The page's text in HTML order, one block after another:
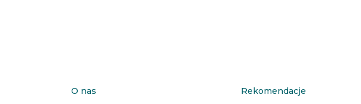
O nas Rekomendacje